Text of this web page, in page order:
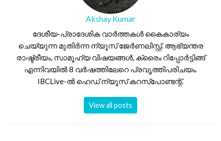
Akshay Kumar
ദേശീയ-പ്രാദേശിക വാർത്തകൾ കൈകാര്യം
ചെയ്യുന്ന മുതിർന്ന ന്യൂസ് ജേർണലിസ്റ്റ്. ആഭ്യന്തര
രാഷ്ട്രീയം, സാമൂഹ്യ വിഷയങ്ങൾ, ക്രൈം റിപ്പോർട്ടിങ്ങ്
എന്നിവയിൽ 8 വർഷത്തിലേറെ പ്രവൃത്തിപരിചയം.
IBCLive-ൽ ഹെഡ് ന്യൂസ് കറസ്പോണ്ടന്റ്.
View all posts